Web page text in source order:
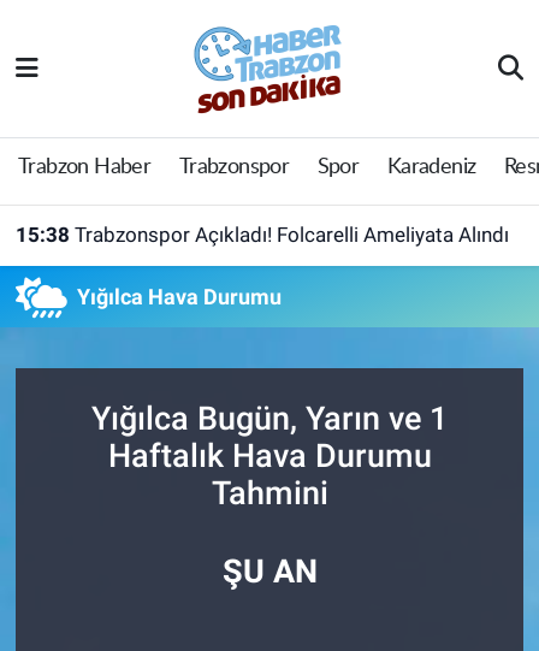
Trabzon Haber Trabzonspor Spor Karadeniz
15:38 Trabzonspor Açıkladı! Folcarelli Ameliyata Alındı
Yığılca Hava Durumu
Yığılca Bugün, Yarın ve 1
Haftalık Hava Durumu
Tahmini
ŞU AN
Trabzon Haber
Trabzonspor
Perde Arkası
Trabzon Nöbetçi Eczaneler
Trabzon Hava Durumu
Tüm Manşetler
Son Dakika Haberleri